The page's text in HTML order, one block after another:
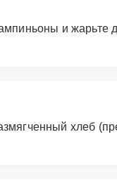
и жарьте
хлеб